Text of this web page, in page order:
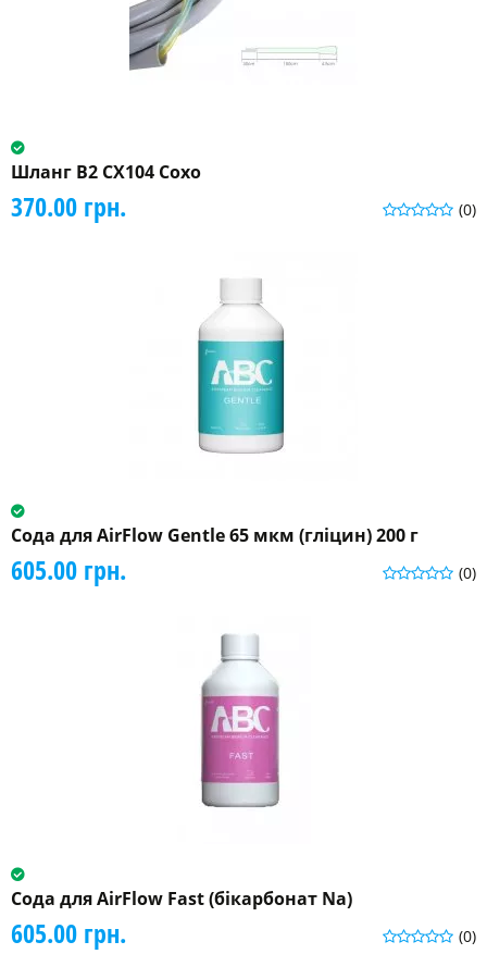
Шланг В2 CX104 Coxo
(0)
370.00 грн.
Сода для AirFlow Gentle 65 мкм (гліцин) 200 г
(0)
605.00 грн.
Сода для AirFlow Fast (бікарбонат Na)
(0)
605.00 грн.